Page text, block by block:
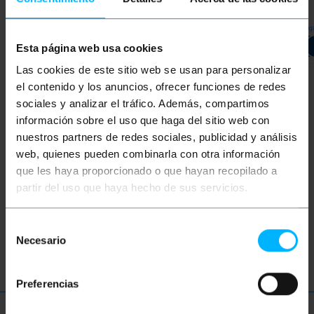
Esta página web usa cookies
Las cookies de este sitio web se usan para personalizar
el contenido y los anuncios, ofrecer funciones de redes
sociales y analizar el tráfico. Además, compartimos
información sobre el uso que haga del sitio web con
nuestros partners de redes sociales, publicidad y análisis
web, quienes pueden combinarla con otra información
que les haya proporcionado o que hayan recopilado a
partir del uso que haya hecho de sus servicios.
Necesario
Preferencias
AVÍSAME CUANDO
HAYA STOCK
Palabras clave
¿No has encontrado lo que estabas
buscando? Estos temas pueden ayudarte
buzón metal buzón pared correo
buzón negro